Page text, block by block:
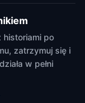
historiami po
zatrzymuj się i
w pełni